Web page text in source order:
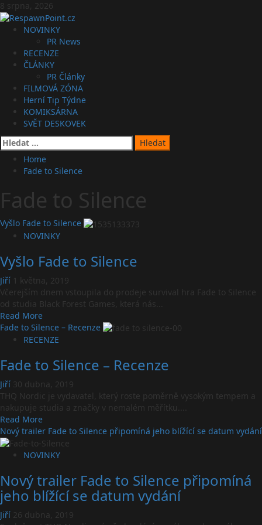
Skip
to
content
8 srpna, 2026
PrimaryNOVINKY
PR News
RECENZE
ČLÁNKY
PR Články
FILMOVÁ ZÓNA
Herní Tip Týdne
KOMIKSÁRNA
SVĚT DESKOVEK
Vyhledávání
Home
Fade to Silence
Fade to Silence
Vyšlo Fade to Silence
NOVINKY
Vyšlo Fade to Silence
Jiří 1 května, 2019
Včerejším dnem vstoupila do prodeje survival hra Fade to Silence
od studia Black Forest Games, která nás...
Read MoreRead
more
about
Fade
to
Silence
Fade to Silence – Recenze
RECENZE
Fade to Silence – Recenze
Jiří 30 dubna, 2019
THQ Nordic je vydavatel, který roste poměrně vysokým tempem a
nakupuje studia a značky v nemalém měřítku....
Read MoreRead
more
about
Fade
Silence
–
Recenze
Nový trailer Fade to Silence připomíná jeho blížící se datum vydání
NOVINKY
Nový trailer Fade to Silence připomíná
jeho blížící se datum vydání
Jiří 26 dubna, 2019